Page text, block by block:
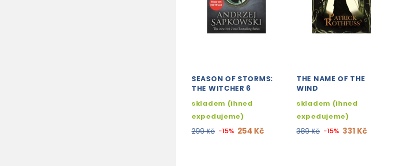
SEASON OF STORMS:
THE WITCHER 6
skladem (ihned
expedujeme)
299 Kč -15% 254 Kč
THE NAME OF THE
WIND
skladem (ihned
expedujeme)
389 Kč -15% 331 Kč